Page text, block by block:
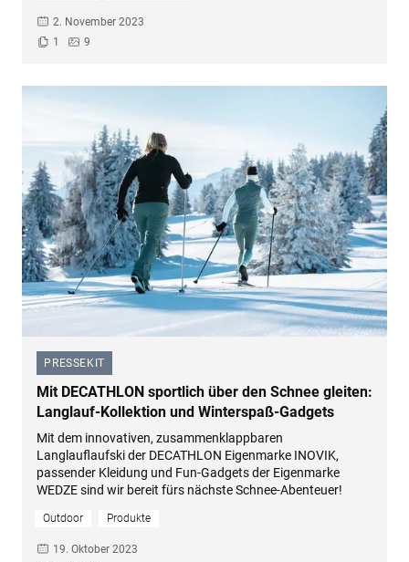
2. November 2023
1
9
PRESSEKIT
–
Mit DECATHLON sportlich über den Schnee gleiten:
Langlauf-Kollektion und Winterspaß-Gadgets
Mit dem innovativen, zusammenklappbaren
Langlauflaufski der DECATHLON Eigenmarke INOVIK,
passender Kleidung und Fun-Gadgets der Eigenmarke
WEDZE sind wir bereit fürs nächste Schnee-Abenteuer!
Outdoor Produkte
19. Oktober 2023